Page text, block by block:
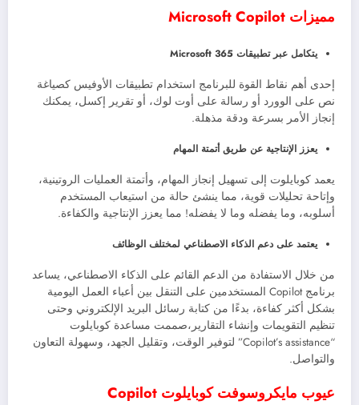
مميزات Microsoft Copilot
يتكامل عبر تطبيقات Microsoft 365
إحدى أهم نقاط القوة للبرنامج استخدام تطبيقات الأوفيس كصياغة
نص على الوورد أو رسالة على أوت لوك، أو تقرير إكسل، يمكنك
إنجاز الأمر بسرعة ودقة مذهلة.
يعزز الإنتاجية عن طريق أتمتة المهام
يعمد كوبايلوت إلى تسهيل إنجاز المهام، وأتمتة العمليات الروتينية،
وإتاحة تحليلات قوية، مما ينشئ حالة من استيعاب المستخدم
أسلوبه، وما يفضله وما لا يفضله! مما يعزز الإنتاجية والكفاءة.
يعتمد على دعم الذكاء الاصطناعي لمختلف الوظائف
من خلال الاستفادة من الدعم القائم على الذكاء الاصطناعي، يساعد
برنامج Copilot المستخدمين على التنقل بين أعباء العمل اليومية
بشكل أكثر كفاءة، بدءًا من كتابة رسائل البريد الإلكتروني وحتى
تنظيم التقويمات وإنشاء التقارير،صممت مساعدة كوبايلوت
“Copilot’s assistance” لتوفير الوقت، وتقليل الجهد، وسهولة التعاون
والتواصل.
عيوب مايكروسوفت كوبايلوت Copilot